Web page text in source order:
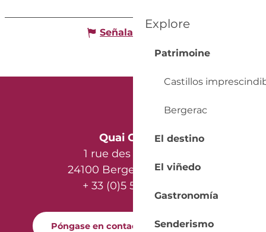
Explore
Patrimoine
Castillos
Bergerac
El destino
El viñedo
Gastronomía
Senderismo
Señalar un error
Quai Cyrano
1 rue des Récollets
24100 Bergerac - France
+ 33 (0)5 53 57 03 11
Póngase en contacto con nosotros